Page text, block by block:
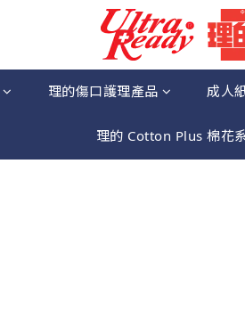
理的傷口護理產品 成人
理的 Cotton Plus 棉花